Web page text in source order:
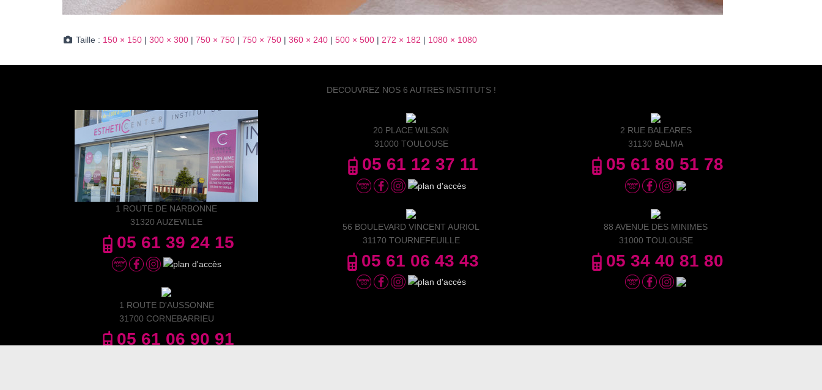
Taille : 150 × 150 | 300 × 300 | 750 × 750 | 750 × 750 | 360 × 240 | 500 × 500 | 272 × 182 | 1080 × 1080
1 ROUTE DE NARBONNE
31320 AUZEVILLE
05 61 39 24 15
1 ROUTE D'AUSSONNE
31700 CORNEBARRIEU
05 61 06 90 91
DECOUVREZ NOS 6 AUTRES INSTITUTS !
20 PLACE WILSON
31000 TOULOUSE
05 61 12 37 11
56 BOULEVARD VINCENT AURIOL
31170 TOURNEFEUILLE
05 61 06 43 43
2 RUE BALEARES
31130 BALMA
05 61 80 51 78
88 AVENUE DES MINIMES
31000 TOULOUSE
05 34 40 81 80